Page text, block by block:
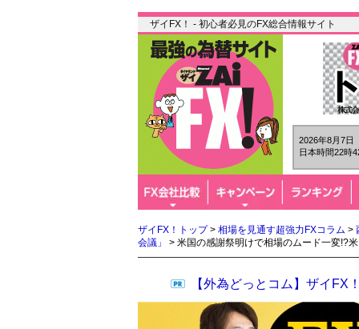
ザイFX！ - 初心者必見のFX総合情報サイト
2026年8月7日
日本時間22時
ザイFX！トップ> 相場を見通す超強力FXコラム >
会議」
> 米国の感謝祭明けで相場のムード一変!?
【外為どっとコム】ザイFX